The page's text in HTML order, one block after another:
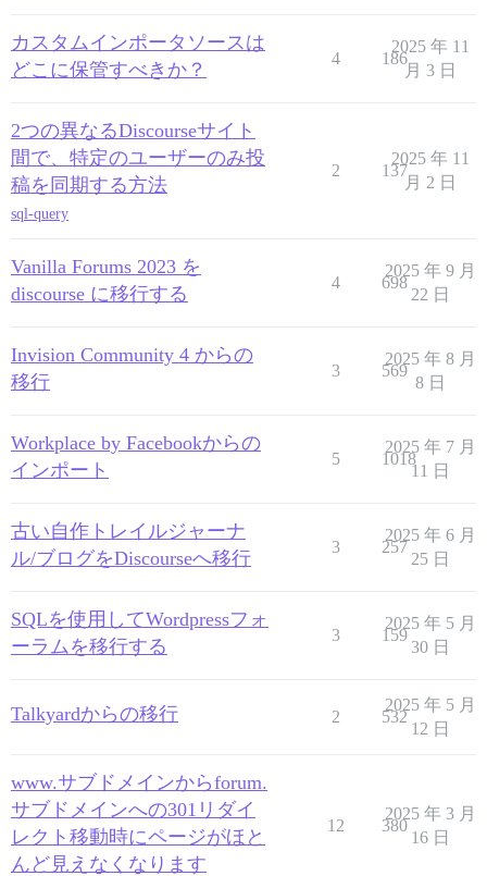
カスタムインポータソースは
どこに保管すべきか？
4 186
2025 年 11
月 3 日
2つの異なるDiscourseサイト
間で、特定のユーザーのみ投
稿を同期する方法
sql-query
2 137
2025 年 11
月 2 日
Vanilla Forums 2023 を
discourse に移行する
4 698
2025 年 9 月
22 日
Invision Community 4 からの
移行
3 569
2025 年 8 月
8 日
Workplace by Facebookからの
インポート
5 1018
2025 年 7 月
11 日
古い自作トレイルジャーナ
ル/ブログをDiscourseへ移行
3 257
2025 年 6 月
25 日
SQLを使用してWordpressフォ
ーラムを移行する
3 159
2025 年 5 月
30 日
Talkyardからの移行 2 532
2025 年 5 月
12 日
www.サブドメインからforum.
サブドメインへの301リダイ
レクト移動時にページがほと
んど見えなくなります
12 380
2025 年 3 月
16 日